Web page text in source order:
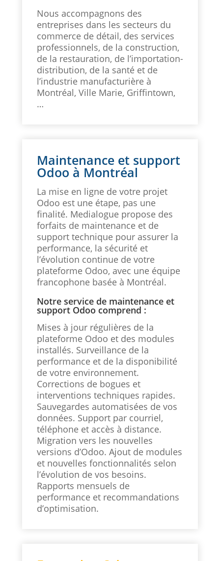
Nous accompagnons des
entreprises dans les secteurs du
commerce de détail, des services
professionnels, de la construction,
de la restauration, de l’importation-
distribution, de la santé et de
l’industrie manufacturière à
Montréal, Ville Marie, Griffintown,
…
Maintenance et support
Odoo à Montréal
La mise en ligne de votre projet
Odoo est une étape, pas une
finalité. Medialogue propose des
forfaits de maintenance et de
support technique pour assurer la
performance, la sécurité et
l’évolution continue de votre
plateforme Odoo, avec une équipe
francophone basée à Montréal.
Notre service de maintenance et
support Odoo comprend :
Mises à jour régulières de la
plateforme Odoo et des modules
installés. Surveillance de la
performance et de la disponibilité
de votre environnement.
Corrections de bogues et
interventions techniques rapides.
Sauvegardes automatisées de vos
données. Support par courriel,
téléphone et accès à distance.
Migration vers les nouvelles
versions d’Odoo. Ajout de modules
et nouvelles fonctionnalités selon
l’évolution de vos besoins.
Rapports mensuels de
performance et recommandations
d’optimisation.